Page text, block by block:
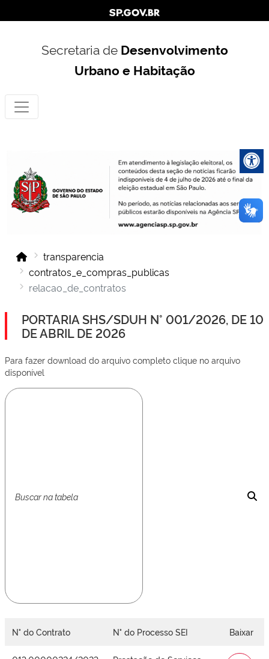
Secretaria de Desenvolvimento
Urbano e Habitação
transparencia
contratos_e_compras_publicas
relacao_de_contratos
PORTARIA SHS/SDUH N° 001/2026, DE 10
DE ABRIL DE 2026
Para fazer download do arquivo completo clique no arquivo
disponível
N° do Contrato N° do Processo SEI Baixar